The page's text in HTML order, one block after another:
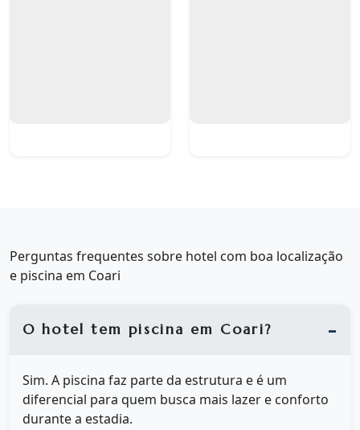
Perguntas frequentes sobre hotel com boa localização
e piscina em Coari
O hotel tem piscina em Coari?
Sim. A piscina faz parte da estrutura e é um
diferencial para quem busca mais lazer e conforto
durante a estadia.